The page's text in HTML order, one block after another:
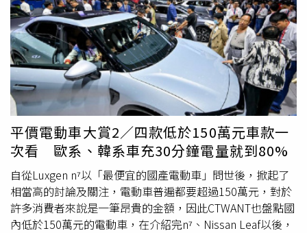
kW的高性能充電效率，只要21分鐘就能將電池從10%充至
80%；同時，Macan 4的WLTP續航里程達613 km，Macan
Turbo則為591 km。Porsche Macan EV是繼Taycan後的第
二款電動車，也是品牌首款純電休旅車。（圖／翻攝自保時
捷官網）
月開始就可以少量交車」。至於兩款車型銷售占比部分，陳
昭文認為旗艦版和XPOWER為7：3，「不過初期XPOWER
應該會再多一點。」目前MG Taiwan除了針對可設置家用充
電樁的車主提供專屬補貼優惠價，上市初期還推出輕鬆入主
方案，以涵蓋達全台75%快慢充電網絡資源，讓車主購車時
可選擇價值1萬元充電儲值金至iCHARGING、YES!來電、U-
POWER、EVOASIS、TAIL、EVALUE、NOODOE共7家充電
營運商為愛車充電，其中iCHARGING另獨家提供4個月免費
無限充電服務可供選擇。
平價電動車大賞2／四款低於150萬元車款一
次看 歐系、韓系車充30分鐘電量就到80%
自從Luxgen n⁷以「最便宜的國產電動車」問世後，掀起了
相當高的討論及關注，電動車普遍都要超過150萬元，對於
許多消費者來說是一筆昂貴的金額，因此CTWANT也盤點國
內低於150萬元的電動車，在介紹完n⁷、Nissan Leaf以後，